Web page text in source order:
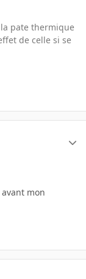
pate thermique
de celle si se
mon